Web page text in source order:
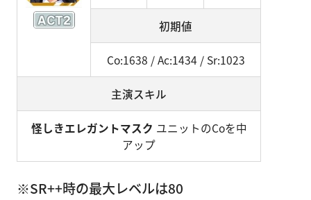
初期値
Co:1638 / Ac:1434 / Sr:1023
主演スキル
怪しきエレガントマスク ユニットのCoを中
アップ
※SR++時の最大レベルは80